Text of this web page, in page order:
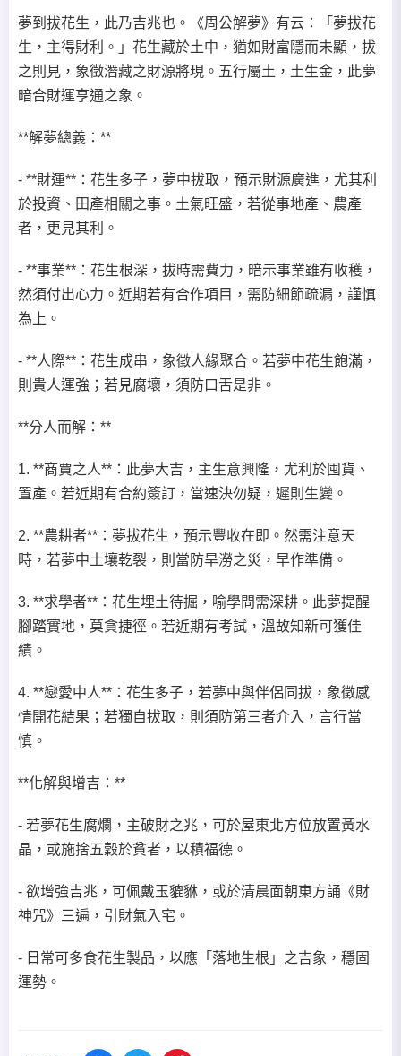
夢到拔花生，此乃吉兆也。《周公解夢》有云：「夢拔花
生，主得財利。」花生藏於土中，猶如財富隱而未顯，拔
之則見，象徵潛藏之財源將現。五行屬土，土生金，此夢
暗合財運亨通之象。
**解夢總義：**
- **財運**：花生多子，夢中拔取，預示財源廣進，尤其利
於投資、田產相關之事。土氣旺盛，若從事地產、農產
者，更見其利。
- **事業**：花生根深，拔時需費力，暗示事業雖有收穫，
然須付出心力。近期若有合作項目，需防細節疏漏，謹慎
為上。
- **人際**：花生成串，象徵人緣聚合。若夢中花生飽滿，
則貴人運強；若見腐壞，須防口舌是非。
**分人而解：**
1. **商賈之人**：此夢大吉，主生意興隆，尤利於囤貨、
置產。若近期有合約簽訂，當速決勿疑，遲則生變。
2. **農耕者**：夢拔花生，預示豐收在即。然需注意天
時，若夢中土壤乾裂，則當防旱澇之災，早作準備。
3. **求學者**：花生埋土待掘，喻學問需深耕。此夢提醒
腳踏實地，莫貪捷徑。若近期有考試，溫故知新可獲佳
績。
4. **戀愛中人**：花生多子，若夢中與伴侶同拔，象徵感
情開花結果；若獨自拔取，則須防第三者介入，言行當
慎。
**化解與增吉：**
- 若夢花生腐爛，主破財之兆，可於屋東北方位放置黃水
晶，或施捨五穀於貧者，以積福德。
- 欲增強吉兆，可佩戴玉貔貅，或於清晨面朝東方誦《財
神咒》三遍，引財氣入宅。
- 日常可多食花生製品，以應「落地生根」之吉象，穩固
運勢。